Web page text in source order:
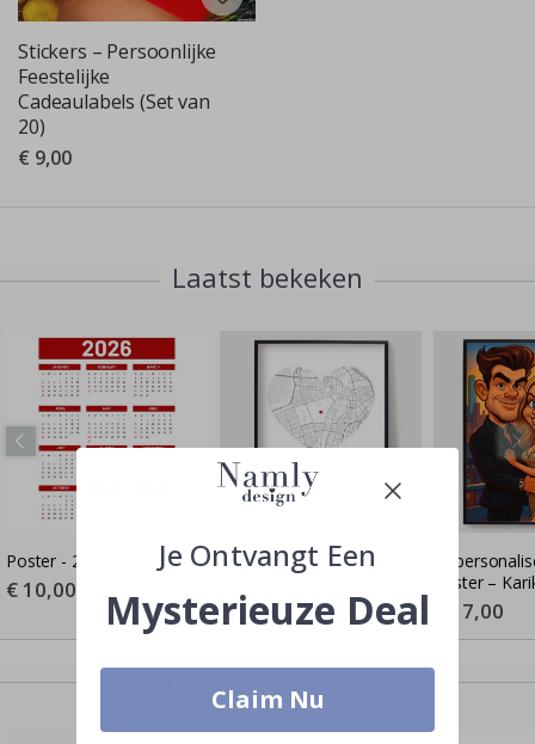
Stickers – Persoonlijke
Feestelijke
Cadeaulabels (Set van
20)
€ 9,00
Laatst bekeken
Poster - 2026 Kalender
Special
Price
€ 10,00
Gepersonaliseerde
Waar de Liefde Begon
Special
Price
€ 17,00
poster –
Cartoon-stijl
poster
Special
Price
€ 17,00
Favorieten van deze week
Je Ontvangt Een
Mysterieuze Deal
Claim Nu